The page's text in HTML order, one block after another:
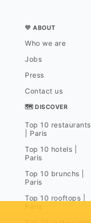
💛 ABOUT
Who we are
Jobs
Press
Contact us
🗺 DISCOVER
Top 10 restaurants
| Paris
Top 10 hotels |
Paris
Top 10 brunchs |
Paris
Top 10 rooftops |